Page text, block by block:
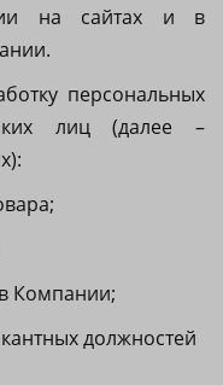
на сайтах и в
персональных
лиц (далее –
Компании;
должностей